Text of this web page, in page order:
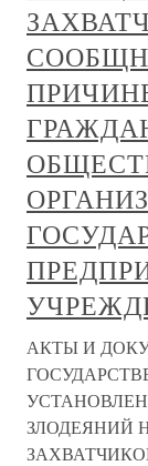
АКТЫ И
ЗЛОДЕЯНИЙ